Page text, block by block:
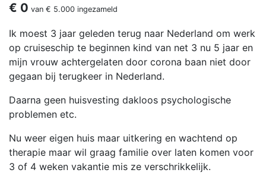
€ 0 van € 5.000 ingezameld
Ik moest 3 jaar geleden terug naar Nederland om werk
op cruiseschip te beginnen kind van net 3 nu 5 jaar en
mijn vrouw achtergelaten door corona baan niet door
gegaan bij terugkeer in Nederland.
Daarna geen huisvesting dakloos psychologische
problemen etc.
Nu weer eigen huis maar uitkering en wachtend op
therapie maar wil graag familie over laten komen voor
3 of 4 weken vakantie mis ze verschrikkelijk.